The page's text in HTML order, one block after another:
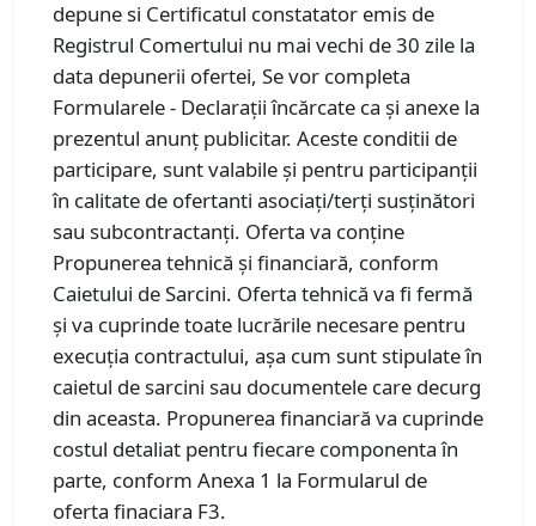
depune si Certificatul constatator emis de
Registrul Comertului nu mai vechi de 30 zile la
data depunerii ofertei, Se vor completa
Formularele - Declarații încărcate ca și anexe la
prezentul anunț publicitar. Aceste conditii de
participare, sunt valabile și pentru participanții
în calitate de ofertanti asociați/terţi susţinători
sau subcontractanți. Oferta va conține
Propunerea tehnică și financiară, conform
Caietului de Sarcini. Oferta tehnică va fi fermă
şi va cuprinde toate lucrările necesare pentru
execuţia contractului, aşa cum sunt stipulate în
caietul de sarcini sau documentele care decurg
din aceasta. Propunerea financiară va cuprinde
costul detaliat pentru fiecare componenta în
parte, conform Anexa 1 la Formularul de
oferta finaciara F3.